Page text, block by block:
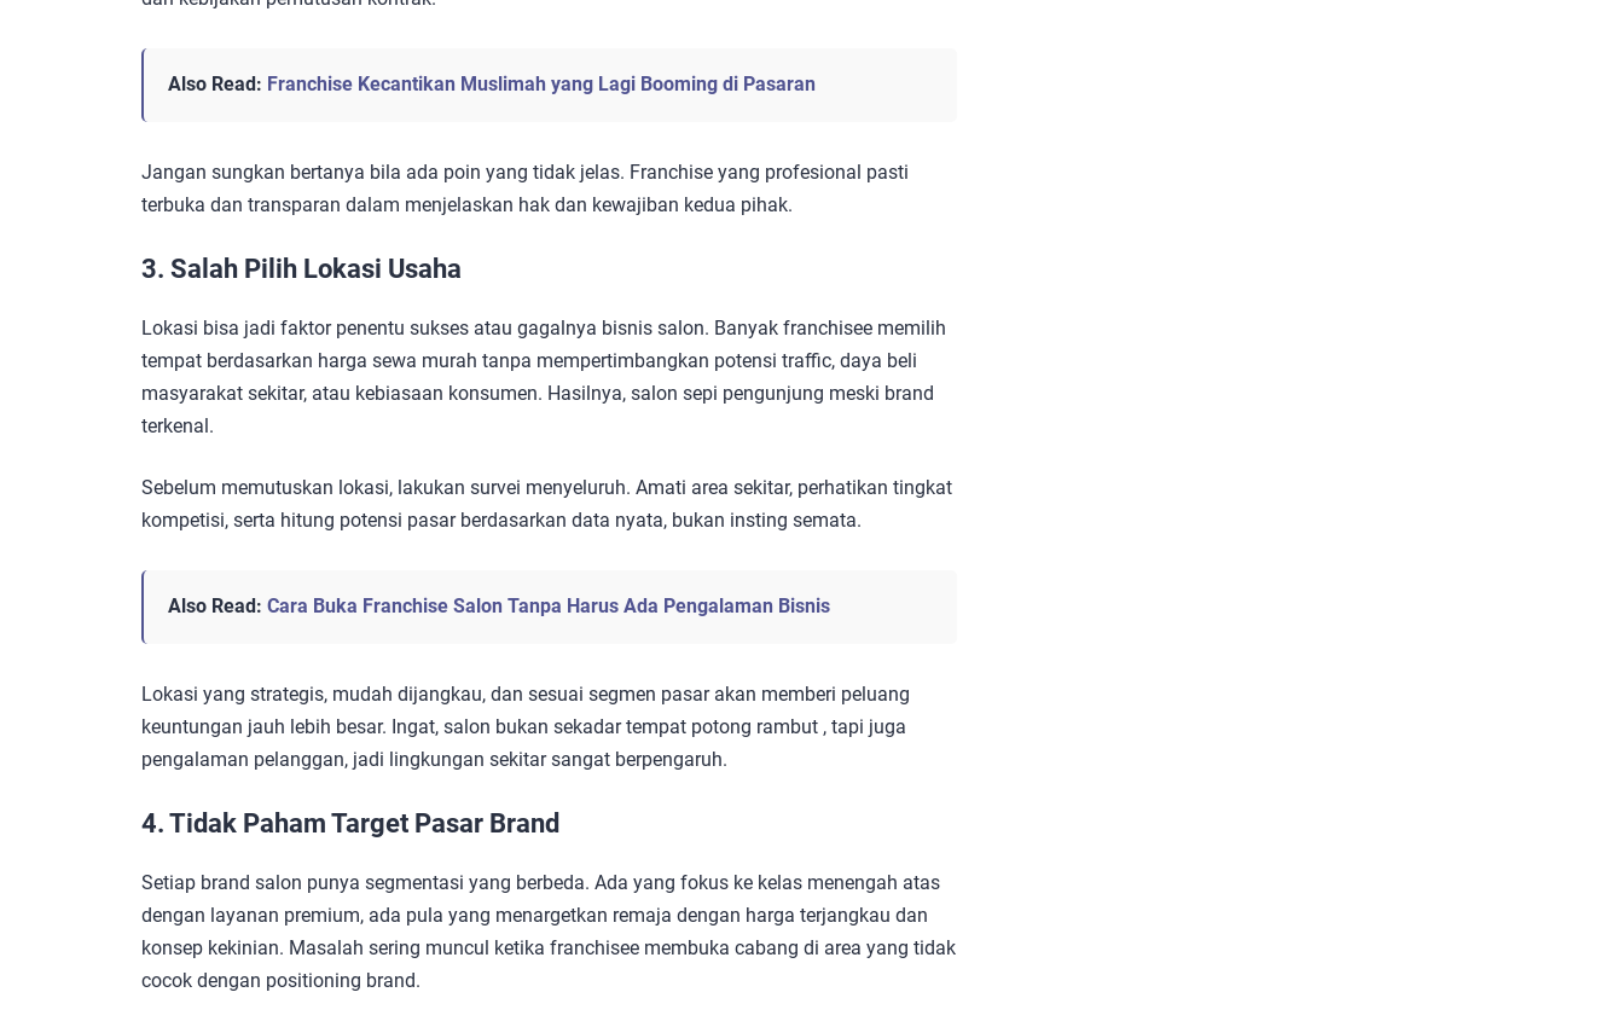
Also Read: Franchise Kecantikan Muslimah yang Lagi Booming di Pasaran
Jangan sungkan bertanya bila ada poin yang tidak jelas. Franchise yang profesional pasti
terbuka dan transparan dalam menjelaskan hak dan kewajiban kedua pihak.
3. Salah Pilih Lokasi Usaha
Lokasi bisa jadi faktor penentu sukses atau gagalnya bisnis salon. Banyak franchisee memilih
tempat berdasarkan harga sewa murah tanpa mempertimbangkan potensi traffic, daya beli
masyarakat sekitar, atau kebiasaan konsumen. Hasilnya, salon sepi pengunjung meski brand
terkenal.
Sebelum memutuskan lokasi, lakukan survei menyeluruh. Amati area sekitar, perhatikan tingkat
kompetisi, serta hitung potensi pasar berdasarkan data nyata, bukan insting semata.
Also Read: Cara Buka Franchise Salon Tanpa Harus Ada Pengalaman Bisnis
Lokasi yang strategis, mudah dijangkau, dan sesuai segmen pasar akan memberi peluang
keuntungan jauh lebih besar. Ingat, salon bukan sekadar tempat potong rambut , tapi juga
pengalaman pelanggan, jadi lingkungan sekitar sangat berpengaruh.
4. Tidak Paham Target Pasar Brand
Setiap brand salon punya segmentasi yang berbeda. Ada yang fokus ke kelas menengah atas
dengan layanan premium, ada pula yang menargetkan remaja dengan harga terjangkau dan
konsep kekinian. Masalah sering muncul ketika franchisee membuka cabang di area yang tidak
cocok dengan positioning brand.